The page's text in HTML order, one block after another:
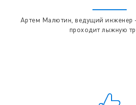
Артем Малютин, ведущий инженер
проходит лыжную